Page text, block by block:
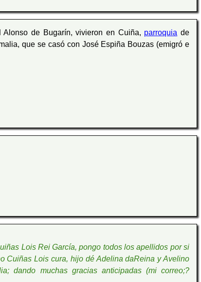
de Bugarín, vivieron en Cuiña, parroquia de
que se casó con José Espiña Bouzas (emigró e
Lois Rei García, pongo todos los apellidos por si
Cuiñas Lois cura, hijo dé Adelina daReina y Avelino
dando muchas gracias anticipadas (mi correo;?